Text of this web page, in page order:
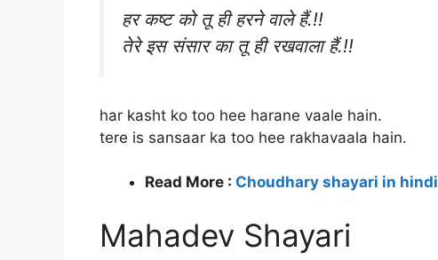
हर कष्ट को तू ही हरने वाले हैं.!!
तेरे इस संसार का तू ही रखवाला हैं.!!
har kasht ko too hee harane vaale hain.
tere is sansaar ka too hee rakhavaala hain.
Read More : Choudhary shayari in hindi
Mahadev Shayari